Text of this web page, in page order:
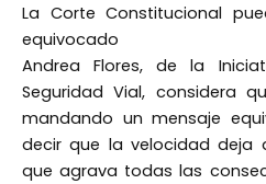
La Corte Constitucional
equivocado
Andrea Flores, de la
Seguridad Vial, considera
mandando un mensaje
decir que la velocidad deja
que agrava todas las